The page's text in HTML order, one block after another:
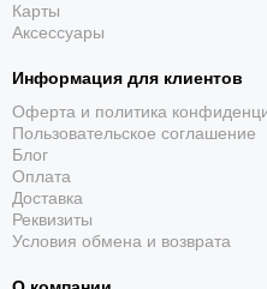
Карты
Аксессуары
Информация для клиентов
Оферта и политика
Пользовательское соглашение
Блог
Оплата
Доставка
Реквизиты
Условия обмена и возврата